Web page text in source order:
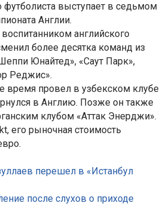
футболиста выступает в седьмом
Англии.
английского
более десятка команд из
Юнайтед», «Саут Парк»,
Реджис».
время провел в узбекском клубе
в Англию. Позже он также
клубом «Аттак Энерджи».
его рыночная стоимость
перешел в «Истанбул
после слухов о приходе